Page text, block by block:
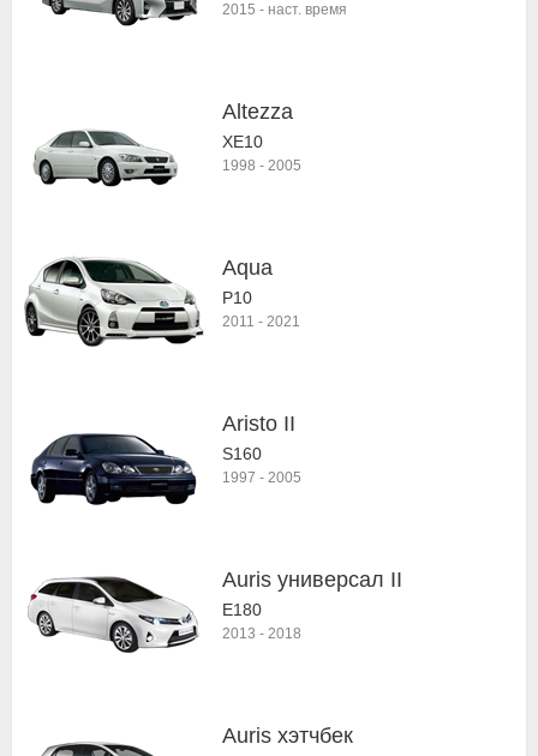
2015 - наст. время
Altezza
XE10
1998 - 2005
Aqua
P10
2011 - 2021
Aristo II
S160
1997 - 2005
Auris универсал II
E180
2013 - 2018
Auris хэтчбек